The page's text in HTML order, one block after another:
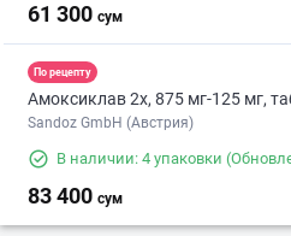
61 300 сум
По рецепту
Амоксиклав 2х, 875 мг-125 мг,
Sandoz GmbH (Австрия)
В наличии: 4 упаковки
83 400 сум